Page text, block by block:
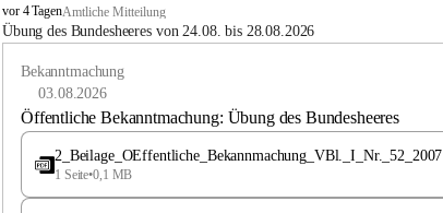
B
u
vor 4 TagenAmtliche Mitteilung
Übung des Bundesheeres von 24.08. bis 28.08.2026
Bekanntmachung
03.08.2026
Öffentliche Bekanntmachung: Übung des Bundesheeres
2_Beilage_OEffentliche_Bekannmachung_VBl._I_Nr._52_2007
1 Seite•0,1 MB